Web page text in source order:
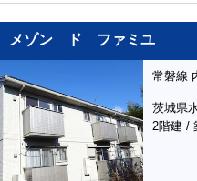
メゾン ド ファミユ
常磐線
茨城県
2階建 /